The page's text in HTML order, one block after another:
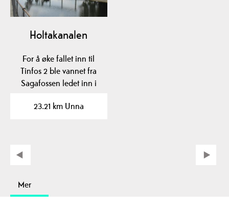
Holtakanalen
For å øke fallet inn til
Tinfos 2 ble vannet fra
Sagafossen ledet inn i
23.21 km Unna
Mer